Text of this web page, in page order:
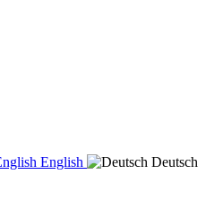
English Deutsch